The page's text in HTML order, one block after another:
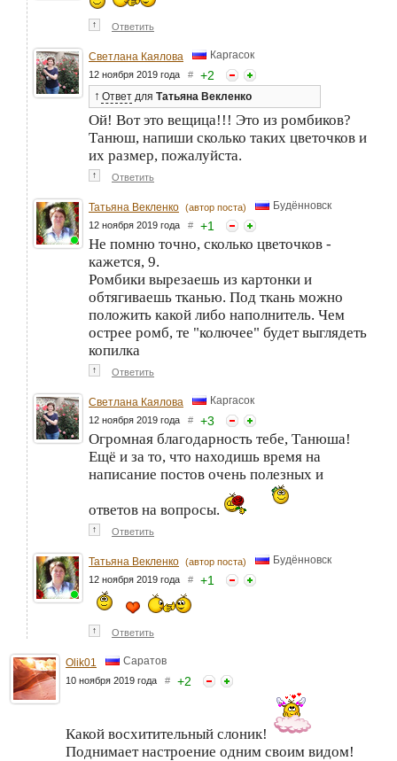
↑ Ответить
Светлана Каялова Каргасок
12 ноября 2019 года # +2
↑ Ответ для Татьяна Векленко
Ой! Вот это вещица!!! Это из ромбиков?
Танюш, напиши сколько таких цветочков и
их размер, пожалуйста.
↑ Ответить
Татьяна Векленко (автор поста) Будённовск
12 ноября 2019 года # +1
Не помню точно, сколько цветочков -
кажется, 9.
Ромбики вырезаешь из картонки и
обтягиваешь тканью. Под ткань можно
положить какой либо наполнитель. Чем
острее ромб, те "колючее" будет выглядеть
копилка
↑ Ответить
Светлана Каялова Каргасок
12 ноября 2019 года # +3
Огромная благодарность тебе, Танюша!
Ещё и за то, что находишь время на
написание постов очень полезных и
ответов на вопросы.
↑ Ответить
Татьяна Векленко (автор поста) Будённовск
12 ноября 2019 года # +1
↑ Ответить
Olik01 Саратов
10 ноября 2019 года # +2
Какой восхитительный слоник!
Поднимает настроение одним своим видом!